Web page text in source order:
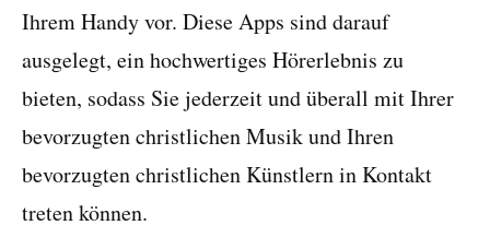
Ihrem Handy vor. Diese Apps sind darauf
ausgelegt, ein hochwertiges Hörerlebnis zu
bieten, sodass Sie jederzeit und überall mit Ihrer
bevorzugten christlichen Musik und Ihren
bevorzugten christlichen Künstlern in Kontakt
treten können.